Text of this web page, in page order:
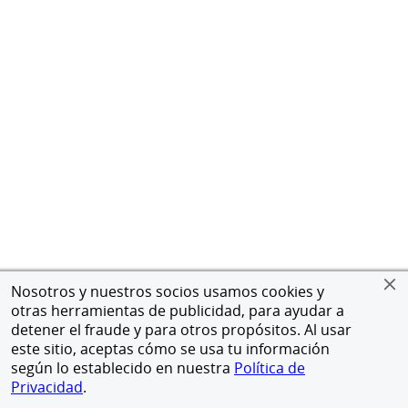
Nosotros y nuestros socios usamos cookies y
otras herramientas de publicidad, para ayudar a
detener el fraude y para otros propósitos. Al usar
este sitio, aceptas cómo se usa tu información
según lo establecido en nuestra Política de
Privacidad.